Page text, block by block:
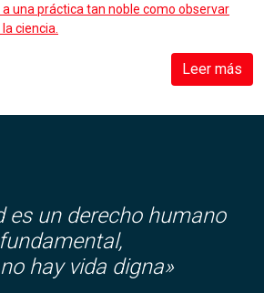
una práctica tan noble como observar
ciencia.
Leer más
es un derecho humano
fundamental,
hay vida digna»